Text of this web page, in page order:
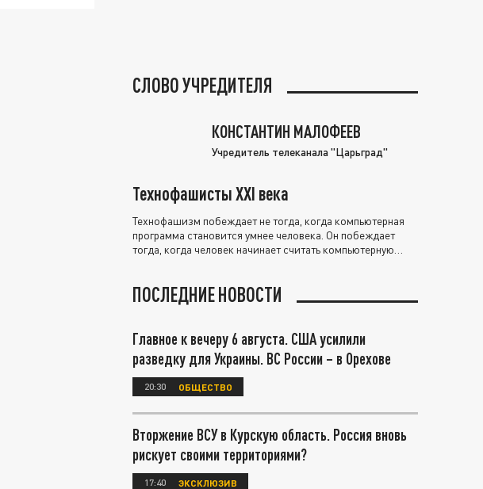
СЛОВО УЧРЕДИТЕЛЯ
КОНСТАНТИН МАЛОФЕЕВ
Учредитель телеканала "Царьград"
Технофашисты XXI века
Технофашизм побеждает не тогда, когда компьютерная
программа становится умнее человека. Он побеждает
тогда, когда человек начинает считать компьютерную
ПОСЛЕДНИЕ НОВОСТИ
Главное к вечеру 6 августа. США усилили
разведку для Украины. ВС России – в Орехове
20:30 ОБЩЕСТВО
Вторжение ВСУ в Курскую область. Россия вновь
рискует своими территориями?
17:40 ЭКСКЛЮЗИВ